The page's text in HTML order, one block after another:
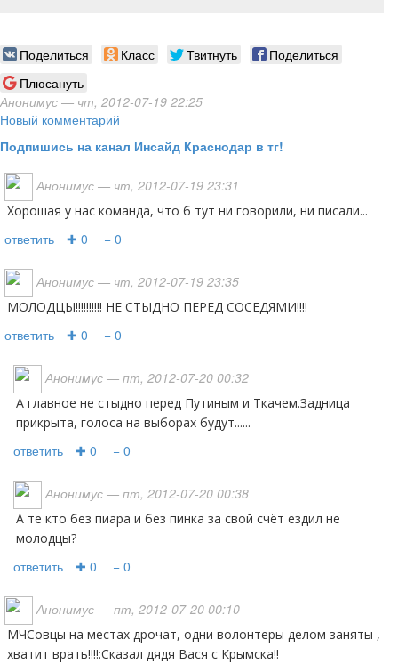
Поделиться Класс Твитнуть
Поделиться
Плюсануть
Анонимус — чт, 2012-07-19 22:25
Новый комментарий
Подпишись на канал Инсайд Краснодар в тг!
Анонимус — чт, 2012-07-19 23:31
Хорошая у нас команда, что б тут ни говорили, ни писали...
ответить ✚ 0 − 0
Анонимус — чт, 2012-07-19 23:35
МОЛОДЦЫ!!!!!!!!!! НЕ СТЫДНО ПЕРЕД СОСЕДЯМИ!!!!
ответить ✚ 0 − 0
Анонимус — пт, 2012-07-20 00:32
А главное не стыдно перед Путиным и Ткачем.Задница
прикрыта, голоса на выборах будут......
ответить ✚ 0 − 0
Анонимус — пт, 2012-07-20 00:38
А те кто без пиара и без пинка за свой счёт ездил не
молодцы?
ответить ✚ 0 − 0
Анонимус — пт, 2012-07-20 00:10
МЧСовцы на местах дрочат, одни волонтеры делом заняты ,
хватит врать!!!!:Сказал дядя Вася с Крымска!!